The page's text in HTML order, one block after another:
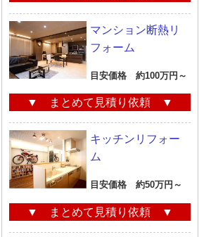
マンション断熱リ
フォーム
目安価格 約100万円～
▼ まとめて見積り依頼 ▼
キッチンリフォー
ム
目安価格 約50万円～
▼ まとめて見積り依頼 ▼